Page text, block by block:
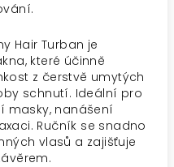
Hair Turban je
které účinně
z čerstvě umytých
schnutí. Ideální pro
nanášení
Ručník se snadno
vlasů a zajišťuje